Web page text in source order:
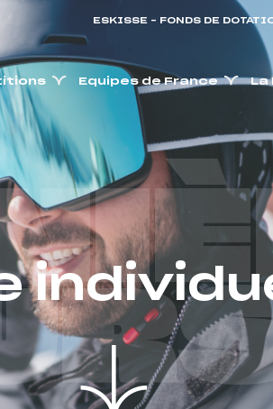
ESKISSE – FONDS DE
Equipes de France La